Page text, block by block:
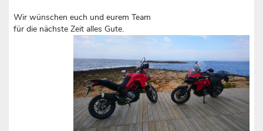
Wir wünschen euch und eurem Team
für die nächste Zeit alles Gute.